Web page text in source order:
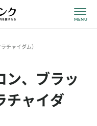
チャイダム）
ン、ブラッ
チャイダ